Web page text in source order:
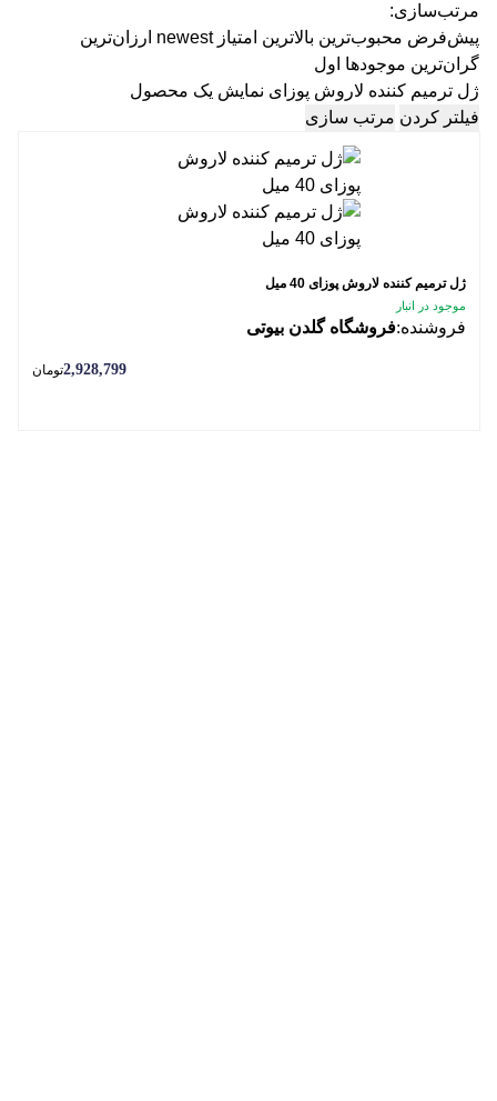
مرتب‌سازی:
پیش‌فرض محبوب‌ترین بالاترین امتیاز newest ارزان‌ترین
گران‌ترین موجودها اول
ژل ترمیم کننده لاروش پوزای نمایش یک محصول
فیلتر کردن مرتب سازی
ژل ترمیم کننده لاروش پوزای 40 میل
موجود در انبار
فروشنده:فروشگاه گلدن بیوتی
2,928,799تومان